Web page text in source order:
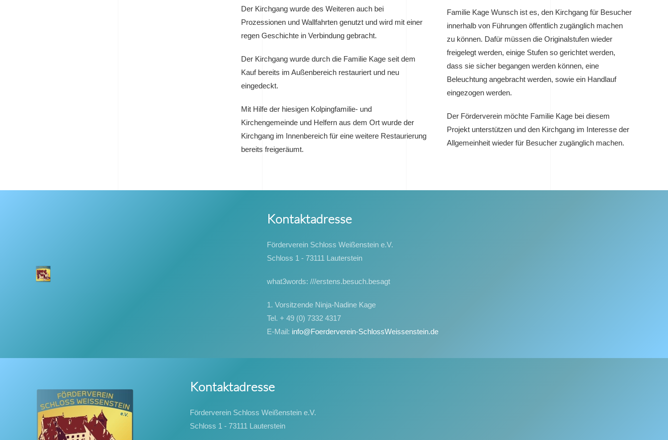
Der Kirchgang wurde des Weiteren auch bei
Prozessionen und Wallfahrten genutzt und wird mit einer
regen Geschichte in Verbindung gebracht.
Der Kirchgang wurde durch die Familie Kage seit dem
Kauf bereits im Außenbereich restauriert und neu
eingedeckt.
Mit Hilfe der hiesigen Kolpingfamilie- und
Kirchengemeinde und Helfern aus dem Ort wurde der
Kirchgang im Innenbereich für eine weitere Restaurierung
bereits freigeräumt.
Familie Kage Wunsch ist es, den Kirchgang für Besucher
innerhalb von Führungen öffentlich zugänglich machen
zu können. Dafür müssen die Originalstufen wieder
freigelegt werden, einige Stufen so gerichtet werden,
dass sie sicher begangen werden können, eine
Beleuchtung angebracht werden, sowie ein Handlauf
eingezogen werden.
Der Förderverein möchte Familie Kage bei diesem
Projekt unterstützen und den Kirchgang im Interesse der
Allgemeinheit wieder für Besucher zugänglich machen.
Kontaktadresse
Förderverein Schloss Weißenstein e.V.
Schloss 1 - 73111 Lauterstein
what3words: ///erstens.besuch.besagt
1. Vorsitzende Ninja-Nadine Kage
Tel. + 49 (0) 7332 4317
E-Mail: info@Foerderverein-SchlossWeissenstein.de
Kontaktadresse
Förderverein Schloss Weißenstein e.V.
Schloss 1 - 73111 Lauterstein